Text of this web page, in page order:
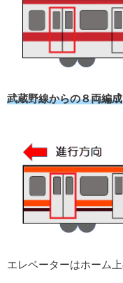
武蔵野線からの８両編成
エレベーターはホーム